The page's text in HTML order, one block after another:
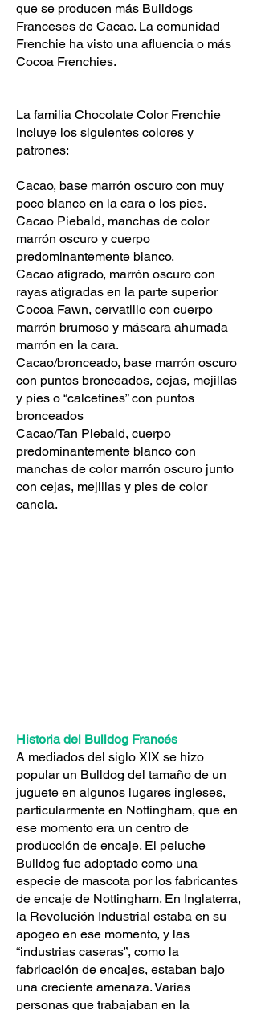
que se producen más Bulldogs
Franceses de Cacao. La comunidad
Frenchie ha visto una afluencia o más
Cocoa Frenchies.
La familia Chocolate Color Frenchie
incluye los siguientes colores y
patrones:
Cacao, base marrón oscuro con muy
poco blanco en la cara o los pies.
Cacao Piebald, manchas de color
marrón oscuro y cuerpo
predominantemente blanco.
Cacao atigrado, marrón oscuro con
rayas atigradas en la parte superior
Cocoa Fawn, cervatillo con cuerpo
marrón brumoso y máscara ahumada
marrón en la cara.
Cacao/bronceado, base marrón oscuro
con puntos bronceados, cejas, mejillas
y pies o “calcetines” con puntos
bronceados
Cacao/Tan Piebald, cuerpo
predominantemente blanco con
manchas de color marrón oscuro junto
con cejas, mejillas y pies de color
canela.
Historia del Bulldog Francés
A mediados del siglo XIX se hizo
popular un Bulldog del tamaño de un
juguete en algunos lugares ingleses,
particularmente en Nottingham, que en
ese momento era un centro de
producción de encaje. El peluche
Bulldog fue adoptado como una
especie de mascota por los fabricantes
de encaje de Nottingham. En Inglaterra,
la Revolución Industrial estaba en su
apogeo en ese momento, y las
“industrias caseras”, como la
fabricación de encajes, estaban bajo
una creciente amenaza. Varias
personas que trabajaban en la